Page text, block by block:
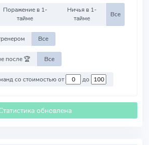
Поражение в 1-
тайме
Ничья в 1-
тайме
Все
Все
после 🏆 Все
Против команд со стоимостью от до
обновлена